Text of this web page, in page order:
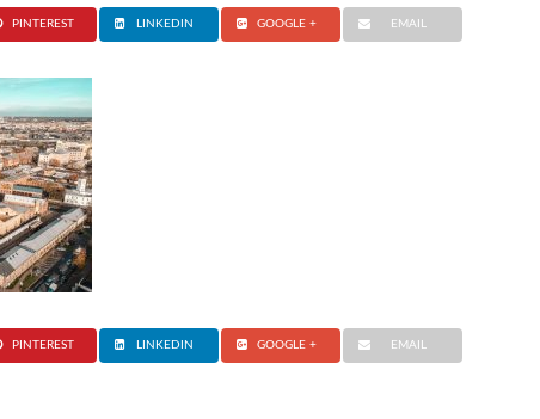
PINTEREST LINKEDIN GOOGLE + EMAIL
PINTEREST LINKEDIN GOOGLE + EMAIL